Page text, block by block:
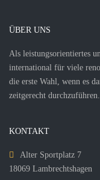
ÜBER UNS
Als leistungsorientiertes
international für viele
die erste Wahl, wenn es
zeitgerecht durchzuführen.
KONTAKT
Alter Sportplatz 7
18069 Lambrechtshagen